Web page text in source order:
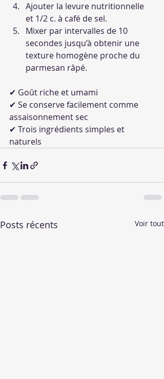
Ajouter la levure nutritionnelle
et 1/2 c. à café de sel.
Mixer par intervalles de 10
secondes jusqu’à obtenir une
texture homogène proche du
parmesan râpé.
✔ Goût riche et umami
✔ Se conserve facilement comme
assaisonnement sec
✔ Trois ingrédients simples et
naturels
Posts récents Voir tout